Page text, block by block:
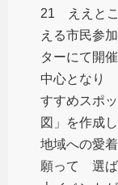
21 ええと
える市民参
ターにて開
中心となり
すすめスポ
図」を作成
地域への愛
願って 選ば